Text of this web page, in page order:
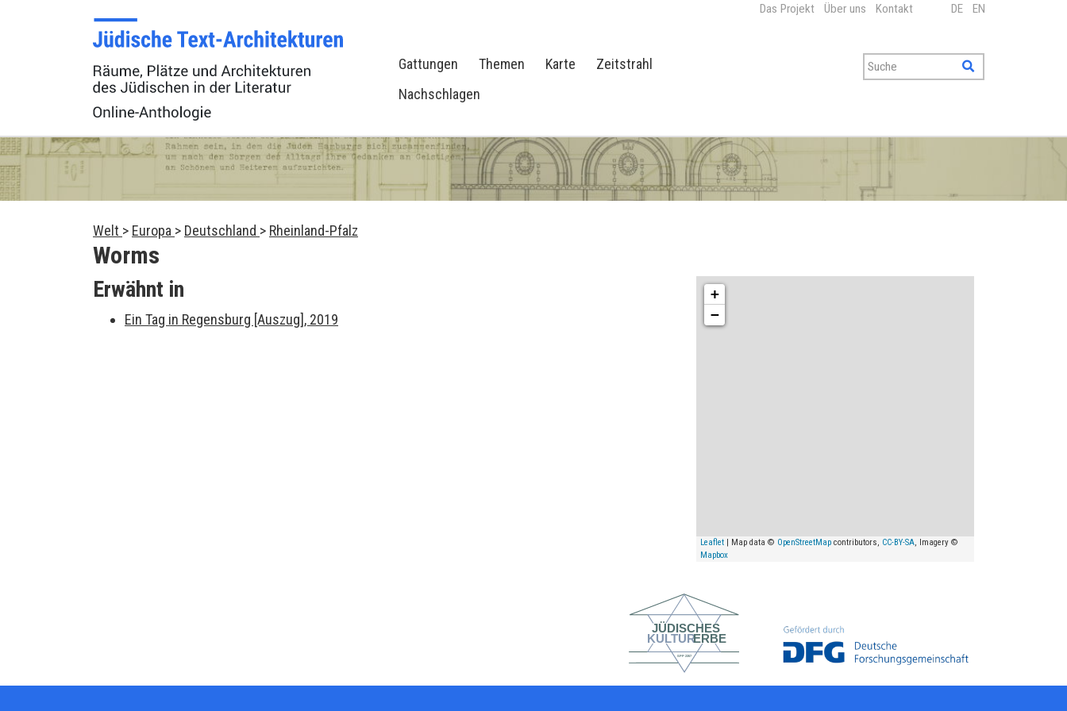
Das Projekt Über uns Kontakt DE EN
Gattungen Themen Karte
Zeitstrahl
Nachschlagen
Welt > Europa > Deutschland > Rheinland-Pfalz
Worms
Erwähnt in
Ein Tag in Regensburg [Auszug], 2019
+
−
Leaflet | Map data © OpenStreetMap contributors, CC-BY-SA, Imagery ©
Mapbox